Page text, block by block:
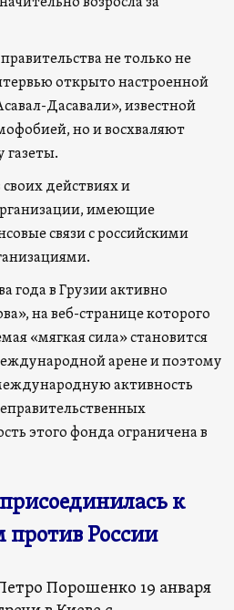
не только не
открыто настроенной
Дасавали», известной
но и восхваляют
газеты.
действиях и
имеющие
связи с российскими
года в Грузии активно
на веб-странице которого
«мягкая сила» становится
арене и поэтому
активность
этого фонда ограничена в
к
России
Порошенко 19 анваря